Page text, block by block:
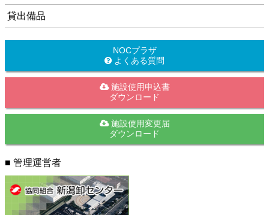
貸出備品
NOCプラザ
よくある質問
施設使用申込書
ダウンロード
施設使用変更届
ダウンロード
■ 管理運営者